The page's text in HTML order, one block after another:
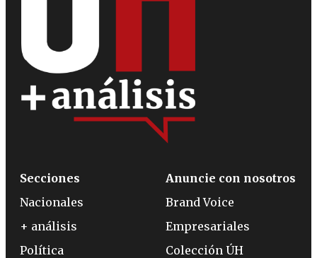
Secciones
Nacionales
+ análisis
Política
Anuncie con nosotros
Brand Voice
Empresariales
Colección ÚH